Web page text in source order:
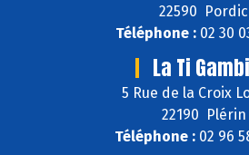
22590 Pordic
Téléphone :02 30
La Ti
5 Rue de la Croix
22190 Plérin
Téléphone :02 96